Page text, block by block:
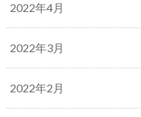
2022年4月
2022年3月
2022年2月